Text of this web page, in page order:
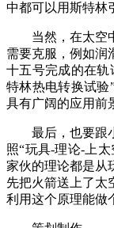
中都可以用斯特林
当然，在太空中
需要克服，例如润
十五号完成的在轨
特林热电转换试验
具有广阔的应用前
最后，也要跟小
照“玩具-理论-上
家伙的理论都是从
先把火箭送上了太
利用这个原理能